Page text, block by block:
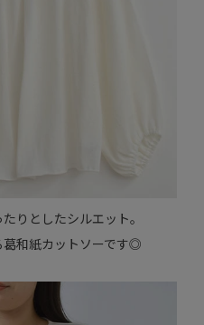
りとしたシルエット。
葛和紙カットソーです◎